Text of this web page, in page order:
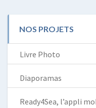
NOS PROJETS
Livre Photo
Diaporamas
Ready4Sea, l’appli